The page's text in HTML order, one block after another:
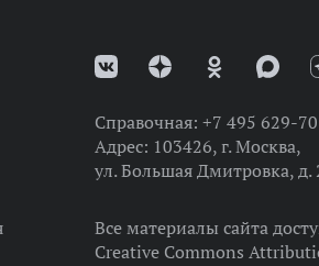
Справочная: +7 495 629-
Адрес: 103426, г. Москва,
ул. Большая Дмитровка, д.
Все материалы сайта
Creative Commons